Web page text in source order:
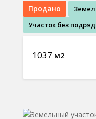
Продано
Участок без
1037 м2